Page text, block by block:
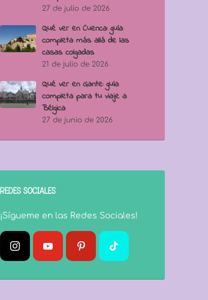
27 de julio de 2026
Qué ver en Cuenca: guía
completa más allá de las
casas colgadas
21 de julio de 2026
Qué ver en Gante: guía
completa para tu viaje a
Bélgica
27 de junio de 2026
REDES SOCIALES
¡Sígueme en las Redes Sociales!